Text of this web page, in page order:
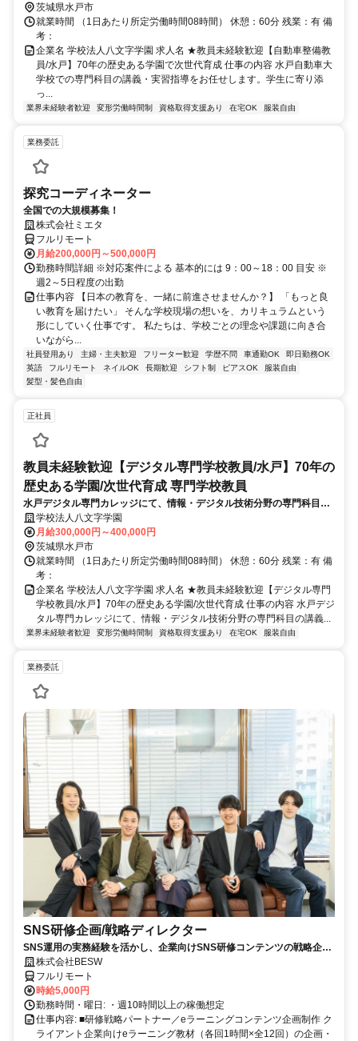
す。茨城県水戸市
就業時間 （1日あたり所定労働時間08時間） 休憩：60分 残業：有 備
考：
企業名 学校法人八文字学園 求人名 ★教員未経験歓迎【自動車整備教
員/水戸】70年の歴史ある学園で次世代育成 仕事の内容 水戸自動車大
学校での専門科目の講義・実習指導をお任せします。学生に寄り添
っ...
業界未経験者歓迎 変形労働時間制 資格取得支援あり 在宅OK 服装自由
業務委託
探究コーディネーター
全国での大規模募集！
株式会社ミエタ
フルリモート
月給200,000円～500,000円
勤務時間詳細 ※対応案件による 基本的には 9：00～18：00 目安 ※
週2～5日程度の出勤
仕事内容 【日本の教育を、一緒に前進させませんか？】 「もっと良
い教育を届けたい」 そんな学校現場の想いを、カリキュラムという
形にしていく仕事です。 私たちは、学校ごとの理念や課題に向き合
いながら...
社員登用あり 主婦・主夫歓迎 フリーター歓迎 学歴不問 車通勤OK
即日勤務OK
英語
フルリモート ネイルOK 長期歓迎 シフト制 ピアスOK
服装自由
髪型・髪色自由
正社員
教員未経験歓迎【デジタル専門学校教員/水戸】70年の
歴史ある学園/次世代育成 専門学校教員
水戸デジタル専門カレッジにて、情報・デジタル技術分野の専門科目の
講義・実習指導をお任せします。進路支援、これまで培ったIT実務経験
や知識を次世代に伝え、スキルを活かして教育者としてキャリアを築け
ます。
学校法人八文字学園
月給300,000円～400,000円
茨城県水戸市
就業時間 （1日あたり所定労働時間08時間） 休憩：60分 残業：有 備
考：
企業名 学校法人八文字学園 求人名 ★教員未経験歓迎【デジタル専門
学校教員/水戸】70年の歴史ある学園/次世代育成 仕事の内容 水戸デジ
タル専門カレッジにて、情報・デジタル技術分野の専門科目の講義...
業界未経験者歓迎 変形労働時間制 資格取得支援あり 在宅OK 服装自由
業務委託
SNS研修企画/戦略ディレクター
SNS運用の実務経験を活かし、企業向けSNS研修コンテンツの戦略企
画・カリキュラム設計・監修を担う上流ポジションです。
株式会社BESW
フルリモート
時給5,000円
勤務時間・曜日: ・週10時間以上の稼働想定
仕事内容: ■研修戦略パートナー／eラーニングコンテンツ企画制作 ク
ライアント企業向けeラーニング教材（各回1時間×全12回）の企画・